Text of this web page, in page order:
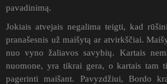
pavadinimą.
Jokiais atvejais negalima teigti, kad
pranašesnis už maišytą ar atvirkščiai.
nuo vyno žaliavos savybių. Kartais
nuomone, yra tikrai gera, o kartais tam
pagerinti maišant. Pavyzdžiui, Bordo